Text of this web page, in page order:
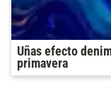
Uñas efecto
primavera